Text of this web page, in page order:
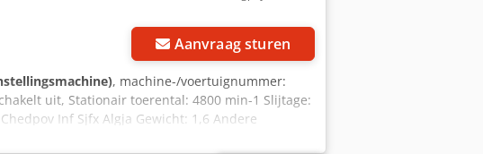
Aanvraag sturen
, machine-/voertuignummer:
uit, Stationair toerental: 4800 min-1 Slijtage:
Inf Sjfx Algja Gewicht: 1,6 Andere
op aanvraag.